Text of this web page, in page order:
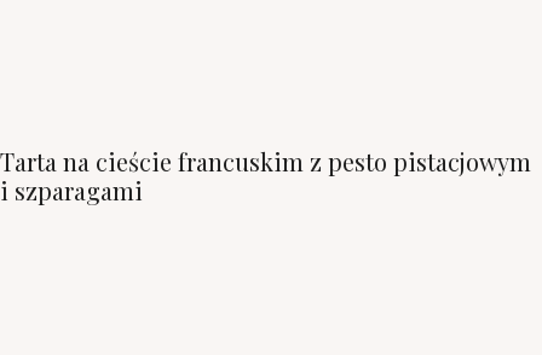
Tarta na cieście francuskim z pesto pistacjowym
i szparagami